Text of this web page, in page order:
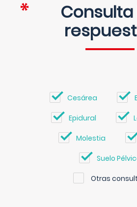
Consulta
Cesárea
Epidural
Molestia
Suelo
Otras